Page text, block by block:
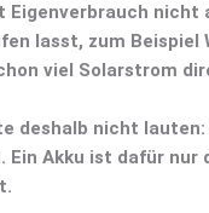
Eigenverbrauch nicht
lasst, zum Beispiel
viel Solarstrom
deshalb nicht
. Ein Akku ist dafür